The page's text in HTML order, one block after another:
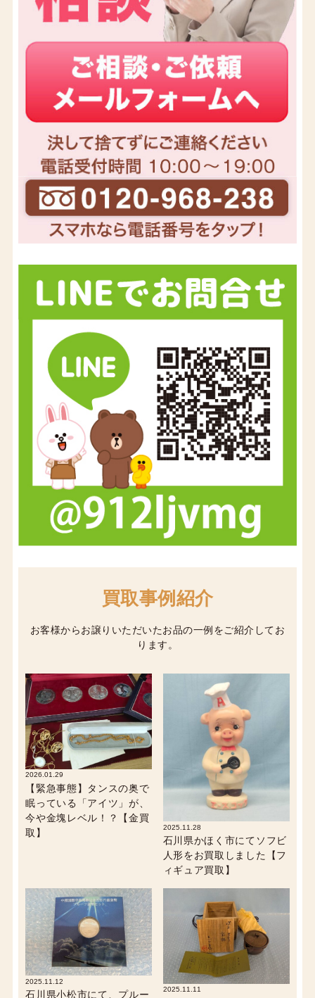
買取事例紹介
お客様からお譲りいただいたお品の一例をご紹介してお
ります。
2026.01.29
【緊急事態】タンスの奥で
眠っている「アイツ」が、
今や金塊レベル！？【金買
取】
2025.11.28
石川県かほく市にてソフビ
人形をお買取しました【フ
ィギュア買取】
2025.11.12
石川県小松市にて、プルー 2025.11.11